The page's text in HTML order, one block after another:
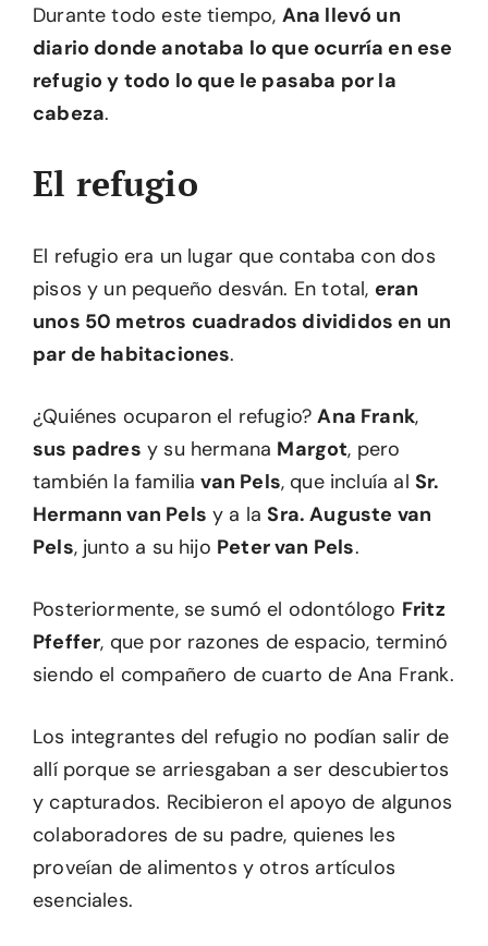
Durante todo este tiempo, Ana llevó un
diario donde anotaba lo que ocurría en ese
refugio y todo lo que le pasaba por la
cabeza.
El refugio
El refugio era un lugar que contaba con dos
pisos y un pequeño desván. En total, eran
unos 50 metros cuadrados divididos en un
par de habitaciones.
¿Quiénes ocuparon el refugio?Ana Frank,
sus padres y su hermana Margot, pero
también la familiavan Pels, que incluía al Sr.
Hermann van Pels y a laSra. Auguste van
Pels, junto a su hijo Peter van Pels.
Posteriormente, se sumó el odontólogo Fritz
Pfeffer, que por razones de espacio, terminó
siendo el compañero de cuarto de Ana Frank.
Los integrantes del refugio no podían salir de
allí porque se arriesgaban a ser descubiertos
y capturados. Recibieron el apoyo de algunos
colaboradores de su padre, quienes les
proveían de alimentos y otros artículos
esenciales.